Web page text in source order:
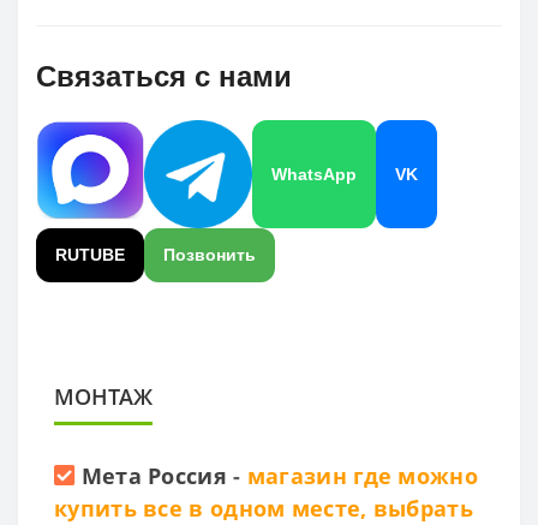
Связаться с нами
WhatsApp VK
RUTUBE Позвонить
МОНТАЖ
Мета Россия - магазин где можно
купить все в одном месте, выбрать